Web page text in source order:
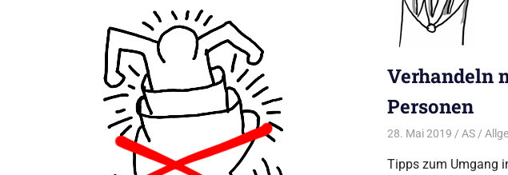
Verhandeln
Personen
28. Mai 2019 AS
Tipps zum Umgang